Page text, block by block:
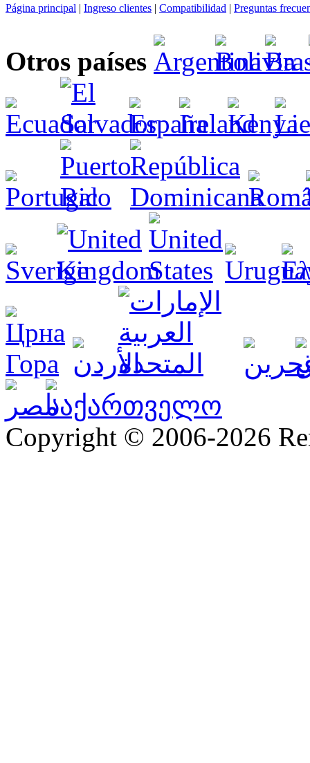
Página principal | Ingreso clientes | Compatibilidad | Preguntas
Otros países
Copyright © 2006-2026